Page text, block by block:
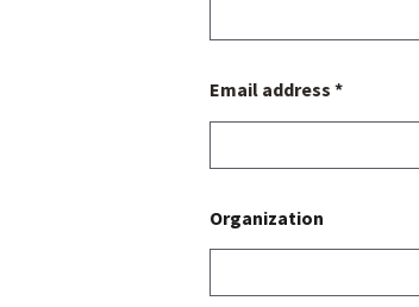
Email address *
Organization